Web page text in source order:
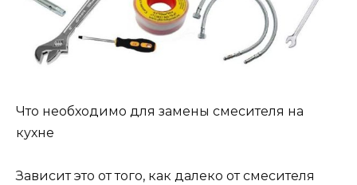
Что необходимо для замены смесителя на
кухне
Зависит это от того, как далеко от смесителя